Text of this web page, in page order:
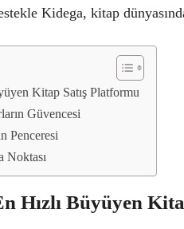
Kidega, kitap
Kitap Satış Platformu
Güvencesi
Penceresi
Noktası
Hızlı Büyüyen